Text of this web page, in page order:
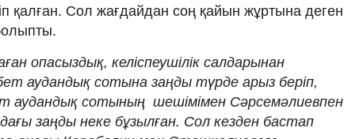
қалған. Сол жағдайдан соң қайын жұртына деген
опасыздық, келіспеушілік салдарынан
аудандық сотына заңды түрде арыз беріп,
аудандық сотының шешімімен Сәрсемәлиевпен
заңды неке бұзылған. Сол кезден бастап